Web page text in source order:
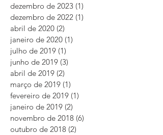
dezembro de 2023 (1)
dezembro de 2022 (1)
abril de 2020 (2)
janeiro de 2020 (1)
julho de 2019 (1)
junho de 2019 (3)
abril de 2019 (2)
março de 2019 (1)
fevereiro de 2019 (1)
janeiro de 2019 (2)
novembro de 2018 (6)
outubro de 2018 (2)